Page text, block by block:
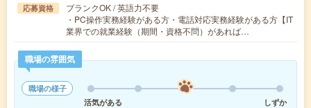
応募資格
ブランクOK / 英語力不要
・PC操作実務経験がある方・電話対応実務経験がある方【IT
業界での就業経験（期間・資格不問）があれば…
職場の雰囲気
職場の様子
活気がある
しずか